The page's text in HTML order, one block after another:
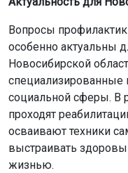
Вопросы
особенно актуальны
Новосибирской
специализированные
социальной сферы. В
проходят
осваивают техники
выстраивать
жизнью.